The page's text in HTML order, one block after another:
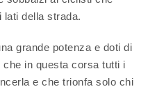
della strada.
grande potenza e doti di
in questa corsa tutti i
e che trionfa solo chi